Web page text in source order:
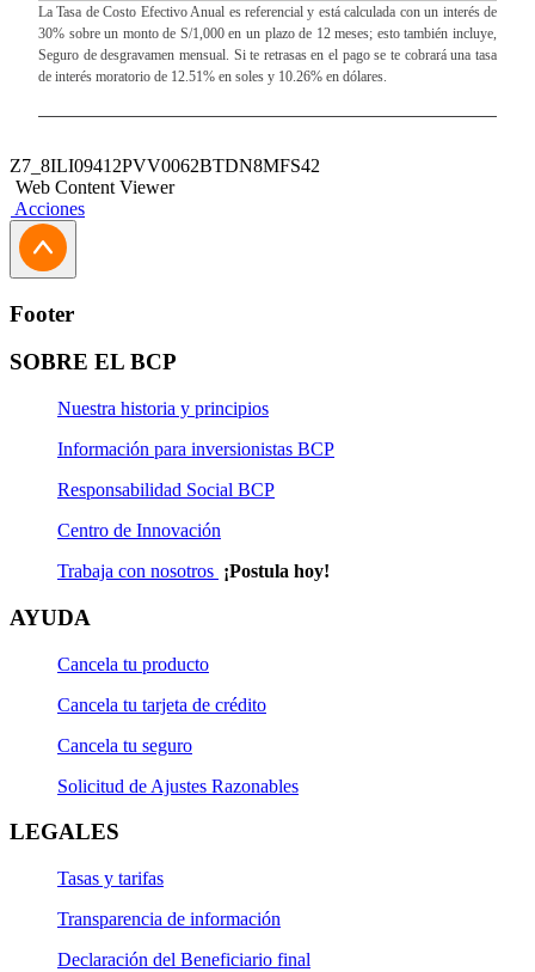
La Tasa de Costo Efectivo Anual es referencial y está calculada con un interés de
30% sobre un monto de S/1,000 en un plazo de 12 meses; esto también incluye,
Seguro de desgravamen mensual. Si te retrasas en el pago se te cobrará una tasa
de interés moratorio de 12.51% en soles y 10.26% en dólares.
Z7_8ILI09412PVV0062BTDN8MFS42
Web Content Viewer
Acciones
Footer
SOBRE EL BCP
Nuestra historia y principios
Información para inversionistas BCP
Responsabilidad Social BCP
Centro de Innovación
Trabaja con nosotros ¡Postula hoy!
AYUDA
Cancela tu producto
Cancela tu tarjeta de crédito
Cancela tu seguro
Solicitud de Ajustes Razonables
LEGALES
Tasas y tarifas
Transparencia de información
Declaración del Beneficiario final